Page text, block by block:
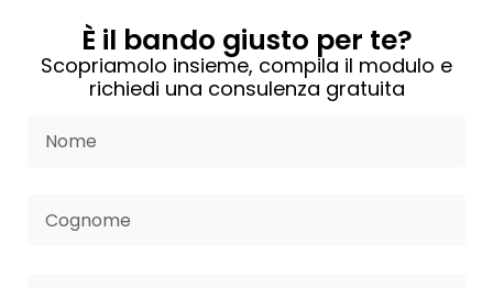
È il bando giusto per te?
Scopriamolo insieme, compila il modulo e
richiedi una consulenza gratuita